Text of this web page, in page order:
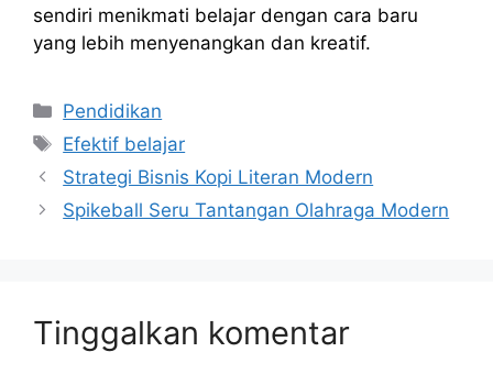
sendiri menikmati belajar dengan cara baru
yang lebih menyenangkan dan kreatif.
Kategori
Pendidikan
Tag
Efektif belajar
Strategi Bisnis Kopi Literan Modern
Spikeball Seru Tantangan Olahraga Modern
Tinggalkan komentar